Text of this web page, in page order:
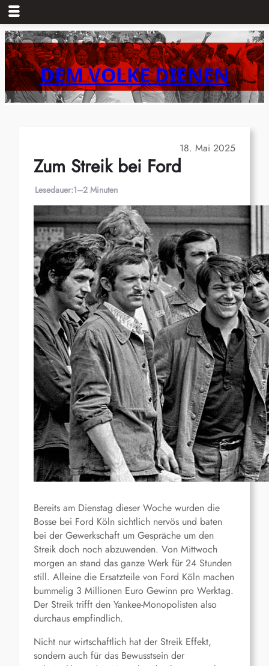
Zum
Inhalt
springenDEM VOLKE DIENEN
18. Mai 2025
Zum Streik bei Ford
Lesedauer:1–2 Minuten
Bereits am Dienstag dieser Woche wurden die
Bosse bei Ford Köln sichtlich nervös und baten
bei der Gewerkschaft um Gespräche um den
Streik doch noch abzuwenden. Von Mittwoch
morgen an stand das ganze Werk für 24 Stunden
still. Alleine die Ersatzteile von Ford Köln machen
bummelig 3 Millionen Euro Gewinn pro Werktag.
Der Streik trifft den Yankee-Monopolisten also
durchaus empfindlich.
Nicht nur wirtschaftlich hat der Streik Effekt,
sondern auch für das Bewusstsein der